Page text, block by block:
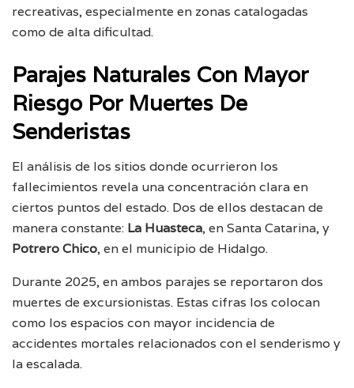
recreativas, especialmente en zonas catalogadas
como de alta dificultad.
Parajes Naturales Con Mayor
Riesgo Por Muertes De
Senderistas
El análisis de los sitios donde ocurrieron los
fallecimientos revela una concentración clara en
ciertos puntos del estado. Dos de ellos destacan de
manera constante: La Huasteca, en Santa Catarina, y
Potrero Chico, en el municipio de Hidalgo.
Durante 2025, en ambos parajes se reportaron dos
muertes de excursionistas. Estas cifras los colocan
como los espacios con mayor incidencia de
accidentes mortales relacionados con el senderismo y
la escalada.